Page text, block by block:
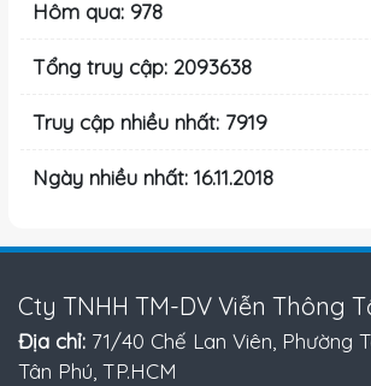
Hôm qua: 978
Tổng truy cập: 2093638
Truy cập nhiều nhất: 7919
Ngày nhiều nhất: 16.11.2018
Cty TNHH TM-DV Viễn Thông
Địa chỉ: 71/40 Chế Lan Viên, Phường
Tân Phú, TP.HCM